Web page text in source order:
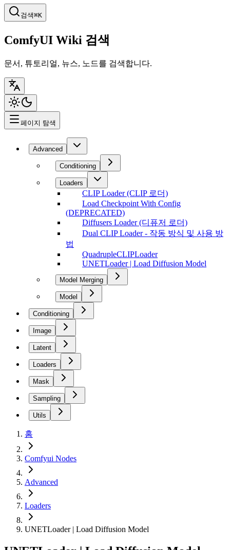
검색⌘K
ComfyUI Wiki 검색
문서, 튜토리얼, 뉴스, 노드를 검색합니다.
페이지 탐색
Advanced
Conditioning
Loaders
CLIP Loader (CLIP 로더)
Load Checkpoint With Config
(DEPRECATED)
Diffusers Loader (디퓨저 로더)
Dual CLIP Loader - 작동 방식 및 사용 방
법
QuadrupleCLIPLoader
UNETLoader | Load Diffusion Model
Model Merging
Model
Conditioning
Image
Latent
Loaders
Mask
Sampling
Utils
홈
Comfyui Nodes
Advanced
Loaders
UNETLoader | Load Diffusion Model